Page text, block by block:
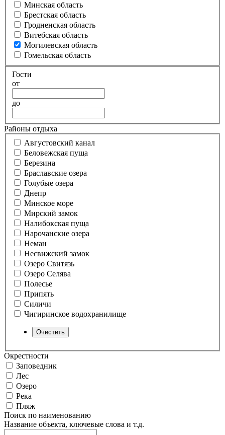
Минская область
Брестская область
Гродненская область
Витебская область
Могилевская область
Гомельская область
Гости
от
до
Районы отдыха
Августовский канал
Беловежская пуща
Березина
Браславские озера
Голубые озера
Днепр
Минское море
Мирский замок
Налибокская пуща
Нарочанские озера
Неман
Несвижский замок
Озеро Свитязь
Озеро Селява
Полесье
Припять
Силичи
Чигиринское водохранилище
Окрестности
Заповедник
Лес
Озеро
Река
Пляж
Поиск по наименованию
Название объекта, ключевые слова и т.д.